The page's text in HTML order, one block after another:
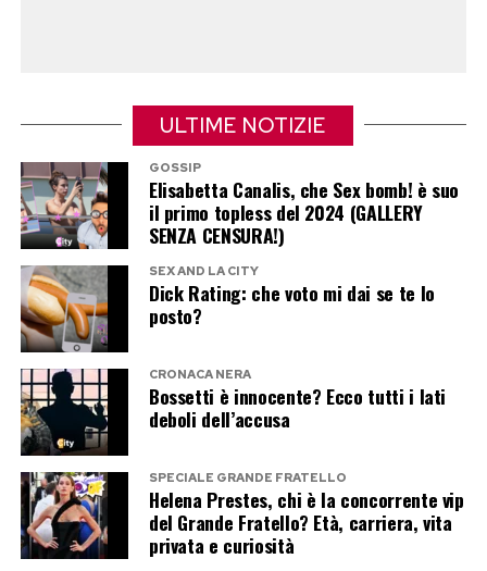
ULTIME NOTIZIE
GOSSIP
Elisabetta Canalis, che Sex bomb! è suo
il primo topless del 2024 (GALLERY
SENZA CENSURA!)
SEX AND LA CITY
Dick Rating: che voto mi dai se te lo
posto?
CRONACA NERA
Bossetti è innocente? Ecco tutti i lati
deboli dell’accusa
SPECIALE GRANDE FRATELLO
Helena Prestes, chi è la concorrente vip
del Grande Fratello? Età, carriera, vita
privata e curiosità